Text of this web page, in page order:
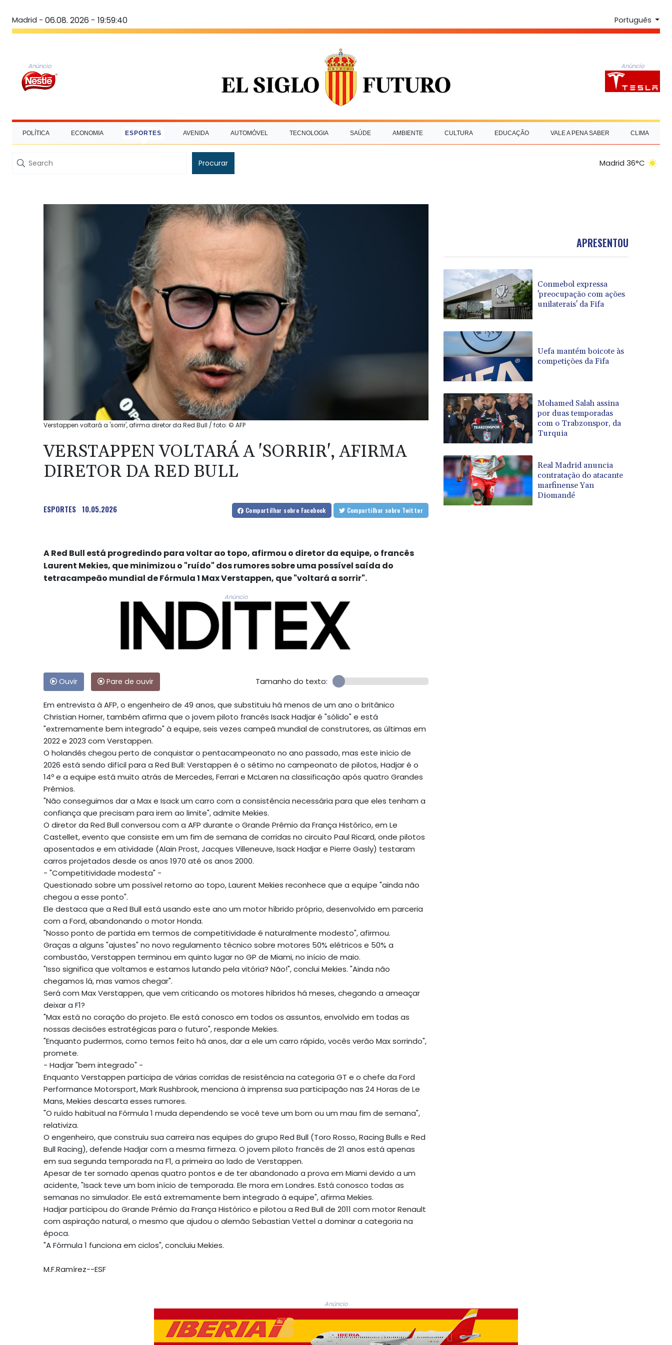
Madrid - 06.08. 2026 - 19:59:41 Português
Anúncio Anúncio
POLÍTICA ECONOMIA ESPORTES AVENIDA AUTOMÓVEL TECNOLOGIA SAÚDE AMBIENTE CULTURA EDUCAÇÃO VALE A PENA SABER CLIMA
Procurar Madrid 36°C
Verstappen voltará a 'sorrir', afirma diretor da Red Bull / foto: © AFP
VERSTAPPEN VOLTARÁ A 'SORRIR', AFIRMA
DIRETOR DA RED BULL
ESPORTES 10.05.2026 Compartilhar sobre Facebook Compartilhar sobre Twitter
A Red Bull está progredindo para voltar ao topo, afirmou o diretor da equipe, o francês
Laurent Mekies, que minimizou o "ruído" dos rumores sobre uma possível saída do
tetracampeão mundial de Fórmula 1 Max Verstappen, que "voltará a sorrir".
Anúncio
Ouvir Pare de ouvir Tamanho do texto:
Em entrevista à AFP, o engenheiro de 49 anos, que substituiu há menos de um ano o britânico
Christian Horner, também afirma que o jovem piloto francês Isack Hadjar é "sólido" e está
"extremamente bem integrado" à equipe, seis vezes campeã mundial de construtores, as últimas em
2022 e 2023 com Verstappen.
O holandês chegou perto de conquistar o pentacampeonato no ano passado, mas este início de
2026 está sendo difícil para a Red Bull: Verstappen é o sétimo no campeonato de pilotos, Hadjar é o
14º e a equipe está muito atrás de Mercedes, Ferrari e McLaren na classificação após quatro Grandes
Prêmios.
"Não conseguimos dar a Max e Isack um carro com a consistência necessária para que eles tenham a
confiança que precisam para irem ao limite", admite Mekies.
O diretor da Red Bull conversou com a AFP durante o Grande Prêmio da França Histórico, em Le
Castellet, evento que consiste em um fim de semana de corridas no circuito Paul Ricard, onde pilotos
aposentados e em atividade (Alain Prost, Jacques Villeneuve, Isack Hadjar e Pierre Gasly) testaram
carros projetados desde os anos 1970 até os anos 2000.
- "Competitividade modesta" -
Questionado sobre um possível retorno ao topo, Laurent Mekies reconhece que a equipe "ainda não
chegou a esse ponto".
Ele destaca que a Red Bull está usando este ano um motor híbrido próprio, desenvolvido em parceria
com a Ford, abandonando o motor Honda.
"Nosso ponto de partida em termos de competitividade é naturalmente modesto", afirmou.
Graças a alguns "ajustes" no novo regulamento técnico sobre motores 50% elétricos e 50% a
combustão, Verstappen terminou em quinto lugar no GP de Miami, no início de maio.
"Isso significa que voltamos e estamos lutando pela vitória? Não!", conclui Mekies. "Ainda não
chegamos lá, mas vamos chegar".
Será com Max Verstappen, que vem criticando os motores híbridos há meses, chegando a ameaçar
deixar a F1?
"Max está no coração do projeto. Ele está conosco em todos os assuntos, envolvido em todas as
nossas decisões estratégicas para o futuro", responde Mekies.
"Enquanto pudermos, como temos feito há anos, dar a ele um carro rápido, vocês verão Max sorrindo",
promete.
- Hadjar "bem integrado" -
Enquanto Verstappen participa de várias corridas de resistência na categoria GT e o chefe da Ford
Performance Motorsport, Mark Rushbrook, menciona à imprensa sua participação nas 24 Horas de Le
Mans, Mekies descarta esses rumores.
"O ruído habitual na Fórmula 1 muda dependendo se você teve um bom ou um mau fim de semana",
relativiza.
O engenheiro, que construiu sua carreira nas equipes do grupo Red Bull (Toro Rosso, Racing Bulls e Red
Bull Racing), defende Hadjar com a mesma firmeza. O jovem piloto francês de 21 anos está apenas
em sua segunda temporada na F1, a primeira ao lado de Verstappen.
Apesar de ter somado apenas quatro pontos e de ter abandonado a prova em Miami devido a um
acidente, "Isack teve um bom início de temporada. Ele mora em Londres. Está conosco todas as
semanas no simulador. Ele está extremamente bem integrado à equipe", afirma Mekies.
Hadjar participou do Grande Prêmio da França Histórico e pilotou a Red Bull de 2011 com motor Renault
com aspiração natural, o mesmo que ajudou o alemão Sebastian Vettel a dominar a categoria na
época.
"A Fórmula 1 funciona em ciclos", concluiu Mekies.
M.F.Ramírez--ESF
APRESENTOU
Conmebol expressa
'preocupação com ações
unilaterais' da Fifa
Uefa mantém boicote às
competições da Fifa
Mohamed Salah assina
por duas temporadas
com o Trabzonspor, da
Turquia
Real Madrid anuncia
contratação do atacante
marfinense Yan
Diomandé
Anúncio